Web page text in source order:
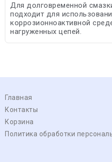
Для долговременной
подходит для
коррозионноактивной
нагруженных цепей.
Главная
Контакты
Корзина
Политика обработки